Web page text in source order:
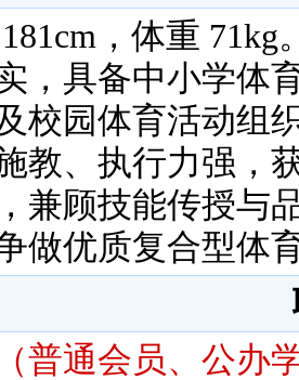
，体重
，具备中小学体
校园体育活动组
教、执行力强，
兼顾技能传授与
做优质复合型体
普通会员、公办